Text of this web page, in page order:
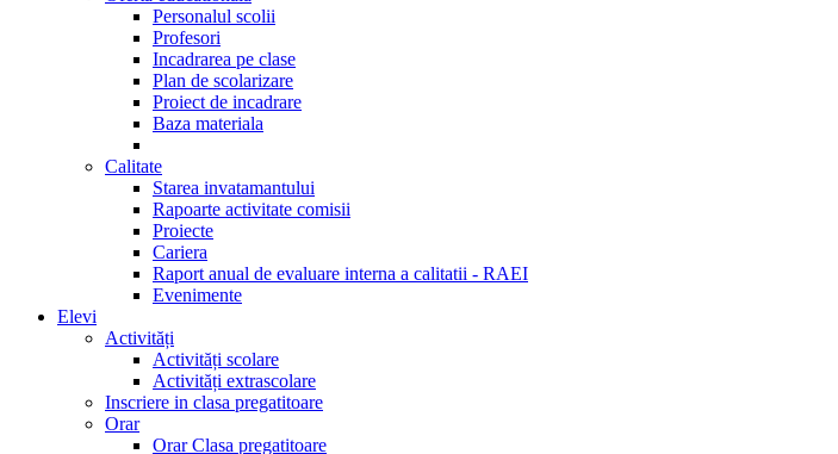
Personalul scolii
Profesori
Incadrarea pe clase
Plan de scolarizare
Proiect de incadrare
Baza materiala
Calitate
Starea invatamantului
Rapoarte activitate comisii
Proiecte
Cariera
Raport anual de evaluare interna a calitatii - RAEI
Evenimente
Elevi
Activități
Activități scolare
Activități extrascolare
Inscriere in clasa pregatitoare
Orar
Orar Clasa pregatitoare